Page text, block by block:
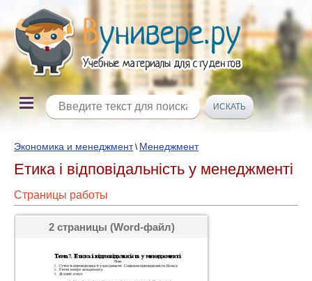
Экономика и менеджмент\ Менеджмент
Етика і відповідальність у менеджменті
Страницы работы
2 страницы (Word-файл)